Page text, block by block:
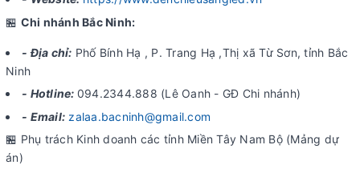
🏪 Chi nhánh Bắc Ninh:
- Địa chỉ: Phố Bính Hạ , P. Trang Hạ ,Thị xã Từ Sơn, tỉnh Bắc
Ninh
- Hotline: 094.2344.888 (Lê Oanh - GĐ Chi nhánh)
- Email: zalaa.bacninh@gmail.com
🏪 Phụ trách Kinh doanh các tỉnh Miền Tây Nam Bộ (Mảng dự
án)